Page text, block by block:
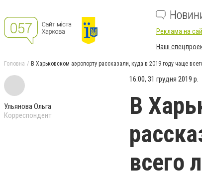
Реклама на
Наші
Головна В Харьковском аэропорту рассказали, куда в 2019 году чаще
Ульянова Ольга
Корреспондент
16:00, 31 грудня 2019 р.
В
всего